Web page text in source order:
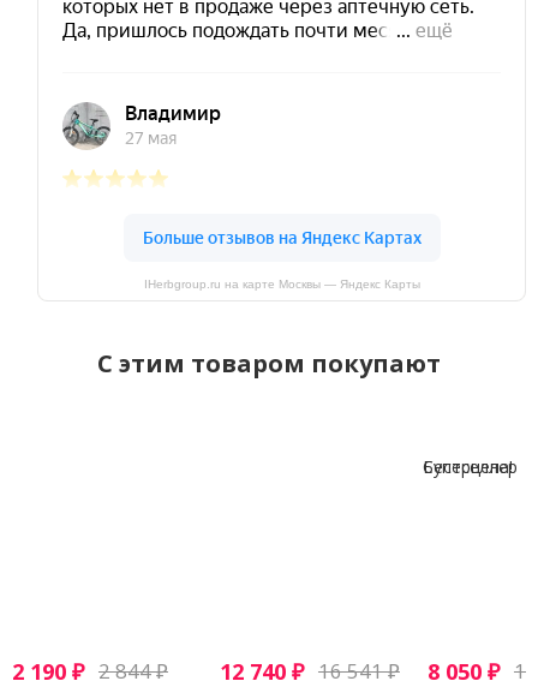
IHerbgroup.ru на карте Москвы — Яндекс Карты
C этим товаром покупают
2 190 ₽ 2 844₽ 12 740 ₽ 16 541₽
Бестселлер
Суперцена!
8 050 ₽